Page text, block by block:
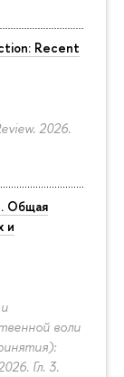
Recent
2026.
Общая
и
воли
Гл. 3.